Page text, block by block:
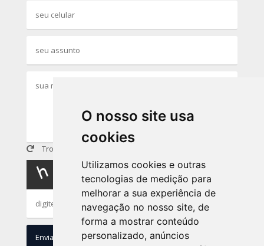
O nosso site usa
cookies
Utilizamos cookies e outras
tecnologias de medição para
melhorar a sua experiência de
navegação no nosso site, de
forma a mostrar conteúdo
personalizado, anúncios
Trocar imagem
Enviar Limpar